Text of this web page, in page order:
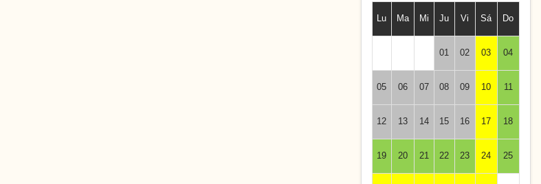
Lu Ma Mi Ju Vi Sá Do
01 02 03 04
05 06 07 08 09 10 11
12 13 14 15 16 17 18
19 20 21 22 23 24 25